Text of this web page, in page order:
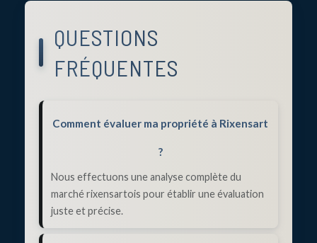
QUESTIONS
FRÉQUENTES
Comment évaluer ma propriété à Rixensart
?
Nous effectuons une analyse complète du
marché rixensartois pour établir une évaluation
juste et précise.